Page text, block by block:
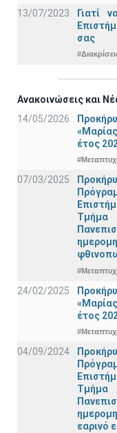
13/07/2023
Γιατί
σας
Ανακοινώσεις και
14/05/2026
έτος
07/03/2025
Τμήμα
24/02/2025
έτος
04/09/2024
Τμήμα
εαρινό